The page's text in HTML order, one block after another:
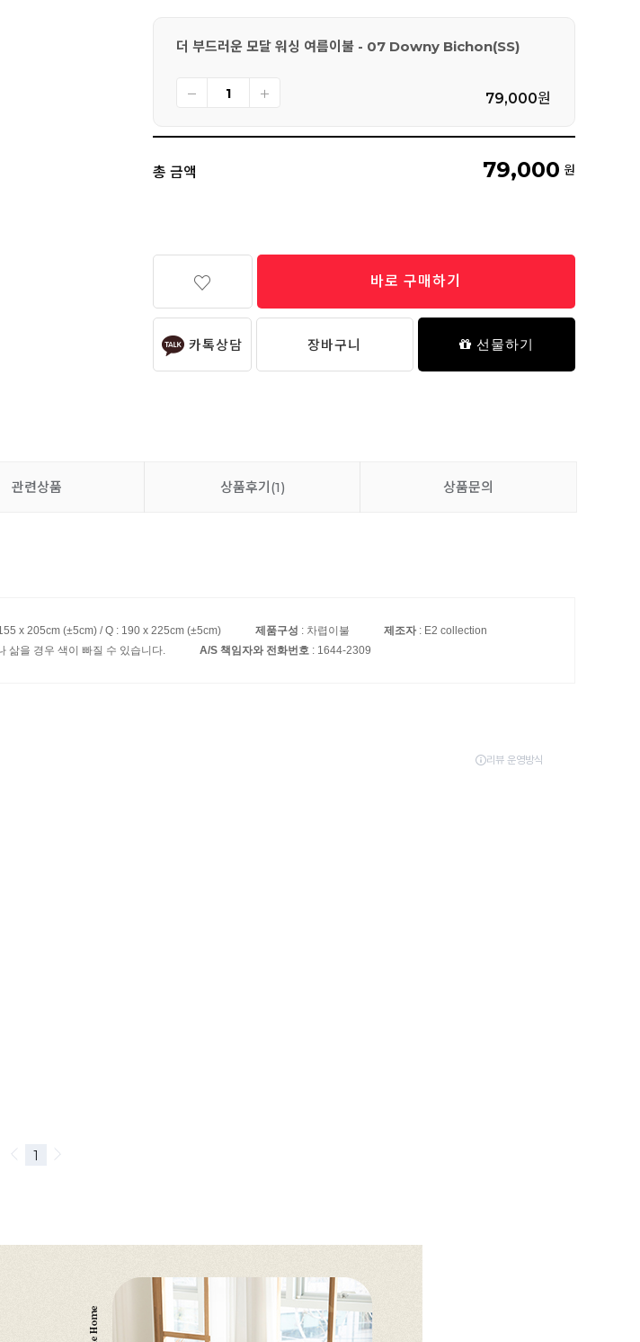
[2 Size] 촉감극찬 에어리 모달 사계절 베개커버
더 부드러운 모달 워싱 여름이불 - 07 Downy Bichon(SS)
79,000원
총 금액 79,000 원
바로 구매하기
카톡상담 장바구니 선물하기
관련상품 상품후기(1) 상품문의
x 205cm (±5cm) / Q : 190 x 225cm (±5cm) 제품구성 : 차렵이불 제조자: E2 collection
삶을 경우 색이 빠질 수 있습니다. A/S 책임자와 전화번호 : 1644-2309